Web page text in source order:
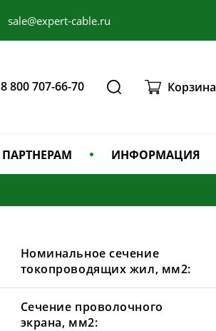
sale@expert-cable.ru
8 800 707-66-70 Корзина
ПАРТНЕРАМ ИНФОРМАЦИЯ
Номинальное сечение
токопроводящих жил, мм2:
Сечение проволочного
экрана, мм2: